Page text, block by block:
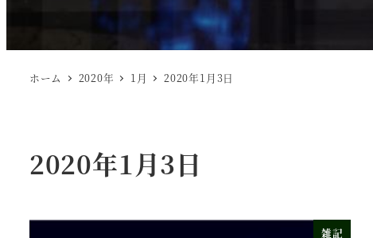
ホーム 2020年 1月 2020年1月3日
2020年1月3日
雑記